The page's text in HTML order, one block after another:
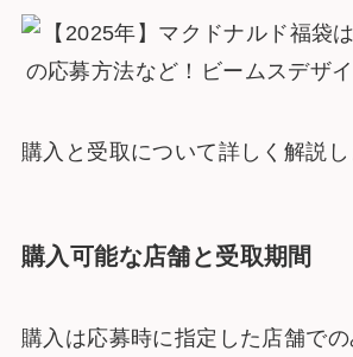
購入と受取について詳しく解説し
購入可能な店舗と受取期間
購入は応募時に指定した店舗での